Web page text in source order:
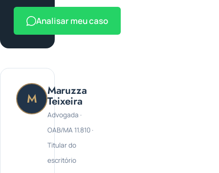
Analisar meu caso
M Maruzza
Teixeira
Advogada ·
OAB/MA 11.810 ·
Titular do
escritório